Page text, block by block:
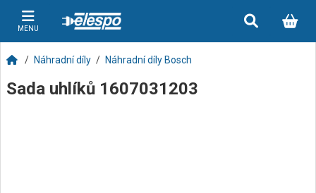
MENU
Náhradní díly Náhradní díly Bosch
Sada uhlíků 1607031203